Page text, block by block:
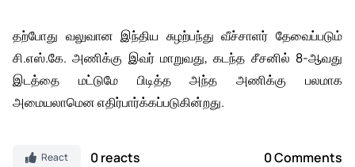
தற்போது வலுவான இந்திய சுழற்பந்து வீச்சாளர் தேவைப்படும்
சி.எஸ்.கே. அணிக்கு இவர் மாறுவது, கடந்த சீசனில் 8-ஆவது
இடத்தை மட்டுமே பிடித்த அந்த அணிக்கு பலமாக
அமையலாமென எதிர்பார்க்கப்படுகின்றது.
React 0 reacts 0 Comments